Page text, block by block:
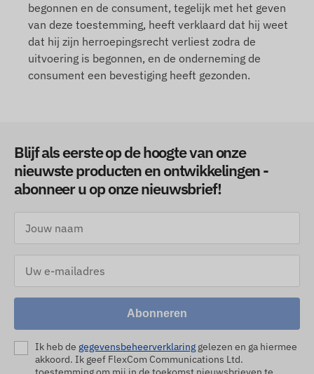
begonnen en de consument, tegelijk met het geven
van deze toestemming, heeft verklaard dat hij weet
dat hij zijn herroepingsrecht verliest zodra de
uitvoering is begonnen, en de onderneming de
consument een bevestiging heeft gezonden.
Blijf als eerste op de hoogte van onze
nieuwste producten en ontwikkelingen -
abonneer u op onze nieuwsbrief!
Abonneren
Ik heb de gegevensbeheerverklaring gelezen en ga hiermee
akkoord. Ik geef FlexCom Communications Ltd.